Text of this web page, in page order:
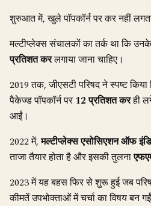
शुरुआत में, खुले पॉपकॉर्न पर कर नहीं
मल्टीप्लेक्स संचालकों का तर्क था कि उनके
प्रतिशत करलगाया जाना चाहिए।
2019 तक, जीएसटी परिषद ने स्पष्ट किया
पैकेज्ड पॉपकॉर्न पर12 प्रतिशत करही
आईं।
2022 में,मल्टीप्लेक्स एसोसिएशन ऑफ
ताजा तैयार होता है और इसकी तुलना
2023 में यह बहस फिर से शुरू हुई जब
कीमतें उपभोक्ताओं में चर्चा का विषय बन